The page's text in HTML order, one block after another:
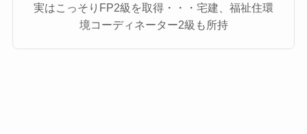
実はこっそりFP2級を取得・・・宅建、福祉住環
境コーディネーター2級も所持